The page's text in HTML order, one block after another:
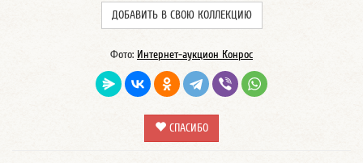
ДОБАВИТЬ В СВОЮ КОЛЛЕКЦИЮ
Фото: Интернет-аукцион Конрос
СПАСИБО